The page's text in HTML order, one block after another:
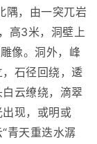
隅，由一突兀岩
高3米，洞壁上
像。洞外，峰
石径回绕，逶
云缭绕，滴翠
现，或明或
青天重迭水潺